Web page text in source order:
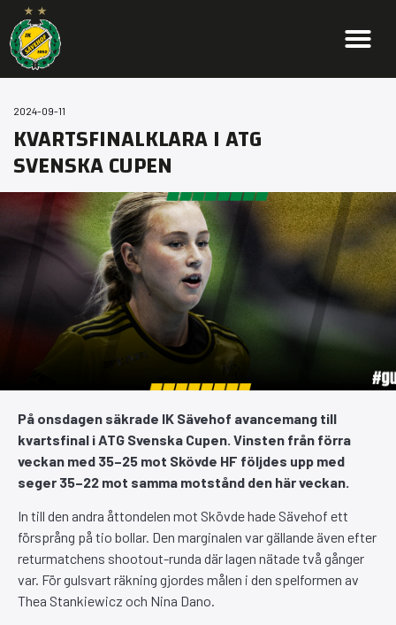
2024-09-11
KVARTSFINALKLARA I ATG
SVENSKA CUPEN
På onsdagen säkrade IK Sävehof avancemang till
kvartsfinal i ATG Svenska Cupen. Vinsten från förra
veckan med 35–25 mot Skövde HF följdes upp med
seger 35–22 mot samma motstånd den här veckan.
In till den andra åttondelen mot Skövde hade Sävehof ett
försprång på tio bollar. Den marginalen var gällande även efter
returmatchens shootout-runda där lagen nätade två gånger
var. För gulsvart räkning gjordes målen i den spelformen av
Thea Stankiewicz och Nina Dano.